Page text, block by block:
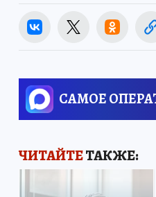
САМОЕ
ЧИТАЙТЕТАКЖЕ: